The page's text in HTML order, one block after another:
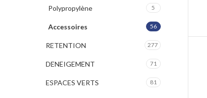
Polypropylène 5
Accessoires 56
RETENTION 277
DENEIGEMENT 71
ESPACES VERTS 81